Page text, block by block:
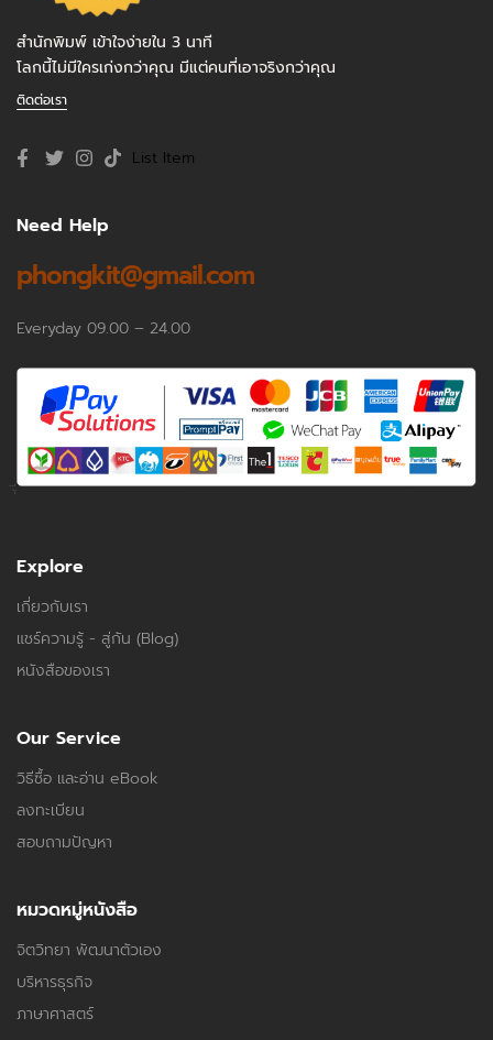
สำนักพิมพ์ เข้าใจง่ายใน 3 นาที
โลกนี้ไม่มีใครเก่งกว่าคุณ มีแต่คนที่เอาจริงกว่าคุณ
ติดต่อเรา
List Item
Need Help
phongkit@gmail.com
Everyday 09.00 – 24.00
Explore
เกี่ยวกับเรา
แชร์ความรู้ - สู่กัน (Blog)
หนังสือของเรา
Our Service
วิธีซื้อ และอ่าน eBook
ลงทะเบียน
สอบถามปัญหา
หมวดหมู่หนังสือ
จิตวิทยา พัฒนาตัวเอง
บริหารธุรกิจ
ภาษาศาสตร์